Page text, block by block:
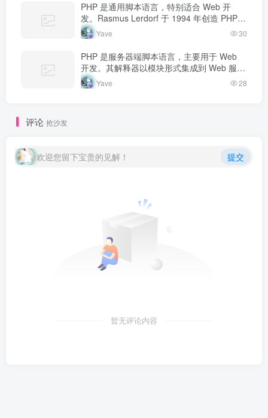
PHP 是通用脚本语言，特别适合 Web 开
发。Rasmus Lerdorf 于 1994 年创造 PHP，
最初用于追踪个人简历访问量。如今 PHP 驱
动…
Yave 30
PHP 是服务器端脚本语言，主要用于 Web
开发。其解释器以模块形式集成到 Web 服务
器中，当收到请求时执行 PHP 代码，生成动
态内容返回给客户端。
Yave 28
评论 抢沙发
欢迎您留下宝贵的见解！ 提交
暂无评论内容